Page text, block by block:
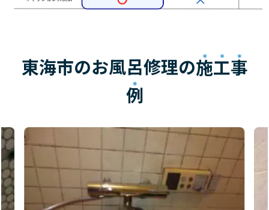
東海市のお風呂修理の施工事
例